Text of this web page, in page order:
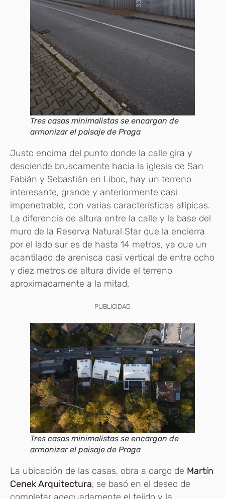
Tres casas minimalistas se encargan de
armonizar el paisaje de Praga
Justo encima del punto donde la calle gira y
desciende bruscamente hacia la iglesia de San
Fabián y Sebastián en Liboc, hay un terreno
interesante, grande y anteriormente casi
impenetrable, con varias características atípicas.
La diferencia de altura entre la calle y la base del
muro de la Reserva Natural Star que la encierra
por el lado sur es de hasta 14 metros, ya que un
acantilado de arenisca casi vertical de entre ocho
y diez metros de altura divide el terreno
aproximadamente a la mitad.
PUBLICIDAD
Tres casas minimalistas se encargan de
armonizar el paisaje de Praga
La ubicación de las casas, obra a cargo de Martín
Cenek Arquitectura, se basó en el deseo de